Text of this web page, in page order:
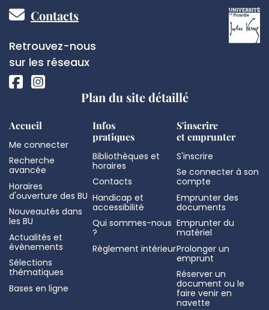
Pied
de
page
Contacts
Réseaux
sociaux
Retrouvez-nous
sur les réseaux
Plan du site détaillé
Accueil
Me connecter
Recherche
avancée
Horaires
d'ouverture des BU
Nouveautés dans
les BU
Actualités et
évènements
Sélections
thématiques
Bases en ligne
Infos
pratiques
Bibliothèques et
horaires
Contacts
Handicap et
accessibilité
Qui sommes-nous
?
Règlement intérieur
S'inscrire
et emprunter
S'inscrire
Se connecter à son
compte
Emprunter des
documents
Emprunter du
matériel
Prolonger un
emprunt
Réserver un
document ou le
faire venir en
navette